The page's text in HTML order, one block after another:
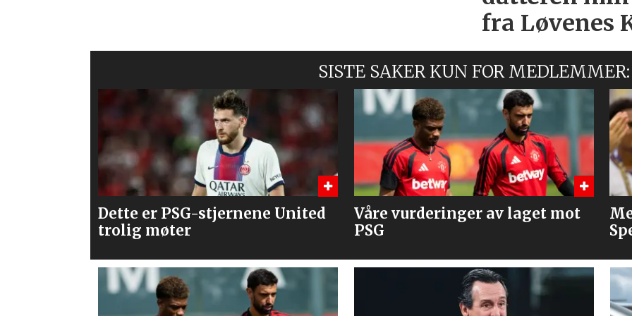
fra Løvenes
SISTE SAKER KUN FOR MEDLEMMER:
Våre vurderinger av laget mot
PSG
Mener United bør slå til på
Spence